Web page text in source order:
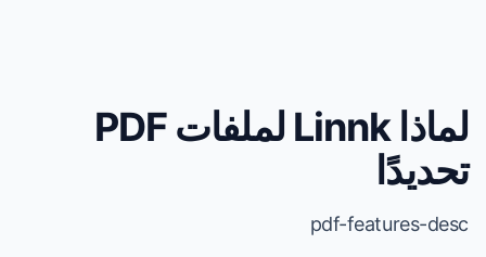
لماذا Linnk لملفات PDF
تحديدًا
pdf-features-desc